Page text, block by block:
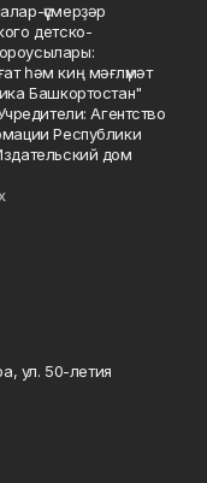
үҫмерҙәр
детско-
һәм киң мәғлүмәт
Башкортостан"
Агентство
Республики
дом
ул. 50-летия